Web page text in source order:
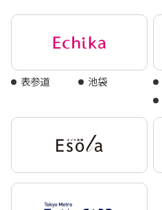
表参道 池袋